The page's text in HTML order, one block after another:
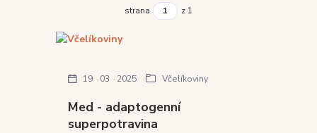
strana z 1
Med - adaptogenní
superpotravina
19 03 2025 Včelíkoviny